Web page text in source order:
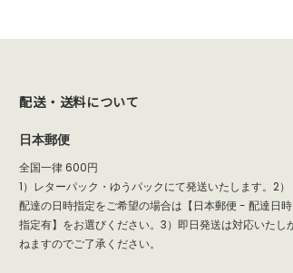
配送・送料について
日本郵便
全国一律 600円
1）レターパック・ゆうパックにて発送いたします。2）
配達の日時指定をご希望の場合は【日本郵便 - 配達日時
指定有】をお選びください。3）即日発送は対応いたし
ねますのでご了承ください。